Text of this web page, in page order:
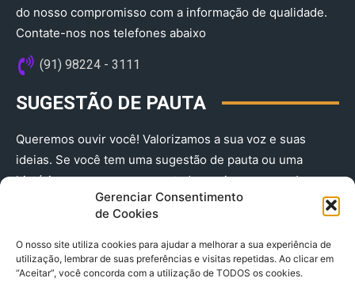
Gerenciar Consentimento
de Cookies
O nosso site utiliza cookies para ajudar a melhorar a sua experiência de
utilização, lembrar de suas preferências e visitas repetidas. Ao clicar em
“Aceitar”, você concorda com a utilização de TODOS os cookies.
do nosso compromisso com a informação de qualidade.
Contate-nos nos telefones abaixo
(91) 98224 - 3111
SUGESTÃO DE PAUTA
Queremos ouvir você! Valorizamos a sua voz e suas
ideias. Se você tem uma sugestão de pauta ou uma
história que merece ser contada, envie-nos agora!
(91) 98224 - 3111